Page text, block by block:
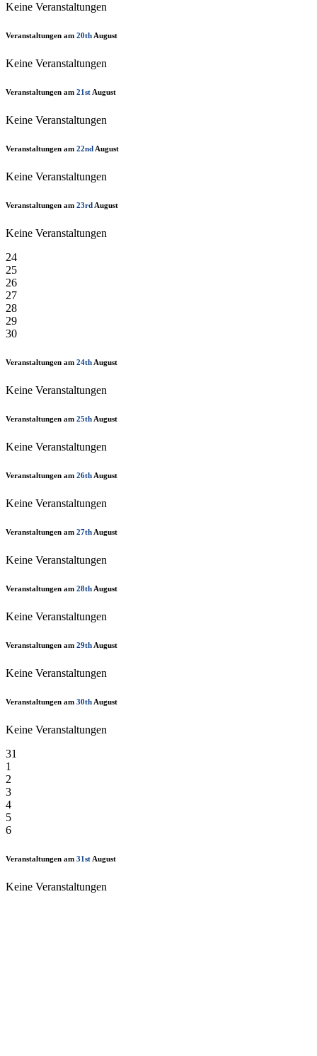
Keine Veranstaltungen
Veranstaltungen am 20th August
Keine Veranstaltungen
Veranstaltungen am 21st August
Keine Veranstaltungen
Veranstaltungen am 22nd August
Keine Veranstaltungen
Veranstaltungen am 23rd August
Keine Veranstaltungen
24
25
26
27
28
29
30
Veranstaltungen am 24th August
Keine Veranstaltungen
Veranstaltungen am 25th August
Keine Veranstaltungen
Veranstaltungen am 26th August
Keine Veranstaltungen
Veranstaltungen am 27th August
Keine Veranstaltungen
Veranstaltungen am 28th August
Keine Veranstaltungen
Veranstaltungen am 29th August
Keine Veranstaltungen
Veranstaltungen am 30th August
Keine Veranstaltungen
31
1
2
3
4
5
6
Veranstaltungen am 31st August
Keine Veranstaltungen